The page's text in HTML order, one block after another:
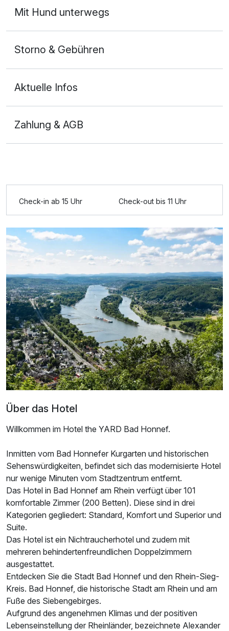
Doppelzimmer Komfort
2 Erwachsene und 2 Kinder
Zusatznächte
Für 3 Tage p.P. ab 163,50 €
Doppelzimmer Superior
2 Erwachsene und 2 Kinder
Mit Hund unterwegs
Storno & Gebühren
Aktuelle Infos
Zahlung & AGB
Check-in ab 15 Uhr Check-out bis 11 Uhr
Über das Hotel
Willkommen im Hotel the YARD Bad Honnef.
Inmitten vom Bad Honnefer Kurgarten und historischen
Sehenswürdigkeiten, befindet sich das modernisierte Hotel
nur wenige Minuten vom Stadtzentrum entfernt.
Das Hotel in Bad Honnef am Rhein verfügt über 101
komfortable Zimmer (200 Betten). Diese sind in drei
Kategorien gegliedert: Standard, Komfort und Superior und
Suite.
Das Hotel ist ein Nichtraucherhotel und zudem mit
mehreren behindertenfreundlichen Doppelzimmern
ausgestattet.
Entdecken Sie die Stadt Bad Honnef und den Rhein-Sieg-
Kreis. Bad Honnef, die historische Stadt am Rhein und am
Fuße des Siebengebirges.
Aufgrund des angenehmen Klimas und der positiven
Lebenseinstellung der Rheinländer, bezeichnete Alexander